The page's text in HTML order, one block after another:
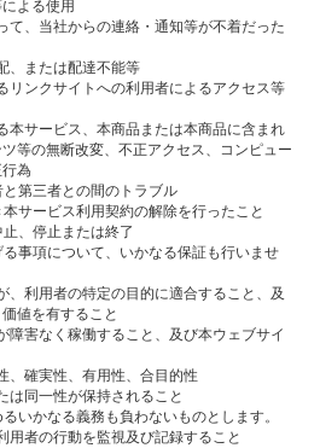
よる使⽤
て、当社からの連絡・通知等が不着だった
、または配達不能等
リンクサイトへの利⽤者によるアクセス等
本サービス、本商品または本商品に含まれ
等の無断改変、不正アクセス、コンピュー
為
第三者との間のトラブル
サービス利⽤契約の解除を⾏ったこと
、停⽌または終了
事項について、いかなる保証も⾏いませ
、利⽤者の特定の⽬的に適合すること、及
値を有すること
障害なく稼働すること、及び本ウェブサイ
、確実性、有⽤性、合⽬的性
は同⼀性が保持されること
いかなる義務も負わないものとします。
⽤者の⾏動を監視及び記録すること